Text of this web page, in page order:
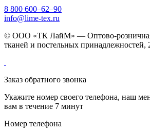
8 800 600–62–90
info@lime-tex.ru
© ООО «ТК ЛайМ» — Оптово-
тканей и постельных принадлежностей,
Заказ обратного звонка
Укажите номер своего телефона, наш
вам в течение 7 минут
Номер телефона